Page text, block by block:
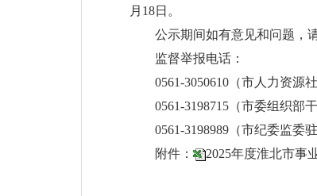
月18日。
公示期间如有意见和问题，
监督举报电话：
0561-3050610（市人力资源
0561-3198715（市委组织部
0561-3198989（市纪委监委
附件：
2025年度淮北市事